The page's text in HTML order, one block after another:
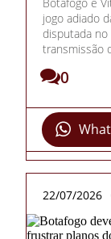
jogo adiado
disputada
transmissão
0
22/07/2026